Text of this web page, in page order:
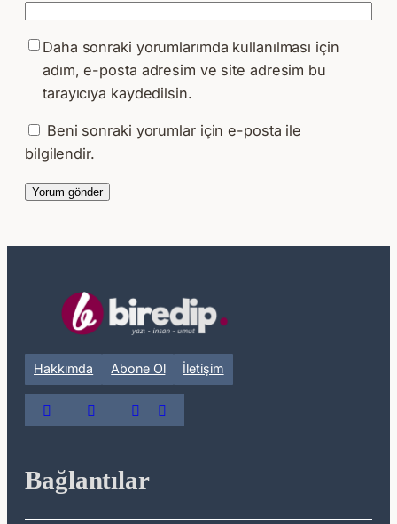
Daha sonraki yorumlarımda kullanılması için
adım, e-posta adresim ve site adresim bu
tarayıcıya kaydedilsin.
Beni sonraki yorumlar için e-posta ile
bilgilendir.
Hakkımda Abone Ol İletişim
Bağlantılar